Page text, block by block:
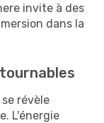
invite à des
dans la
révèle
L'énergie